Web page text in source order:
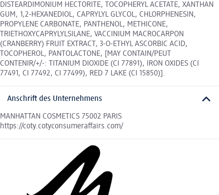
DISTEARDIMONIUM HECTORITE, TOCOPHERYL ACETATE, XANTHAN
GUM, 1,2-HEXANEDIOL, CAPRYLYL GLYCOL, CHLORPHENESIN,
PROPYLENE CARBONATE, PANTHENOL, METHICONE,
TRIETHOXYCAPRYLYLSILANE, VACCINIUM MACROCARPON
(CRANBERRY) FRUIT EXTRACT, 3-O-ETHYL ASCORBIC ACID,
TOCOPHEROL, PANTOLACTONE, [MAY CONTAIN/PEUT
CONTENIR/+/-: TITANIUM DIOXIDE (CI 77891), IRON OXIDES (CI
77491, CI 77492, CI 77499), RED 7 LAKE (CI 15850)].
Anschrift des Unternehmens
MANHATTAN COSMETICS 75002 PARIS
https://coty.cotyconsumeraffairs.com/